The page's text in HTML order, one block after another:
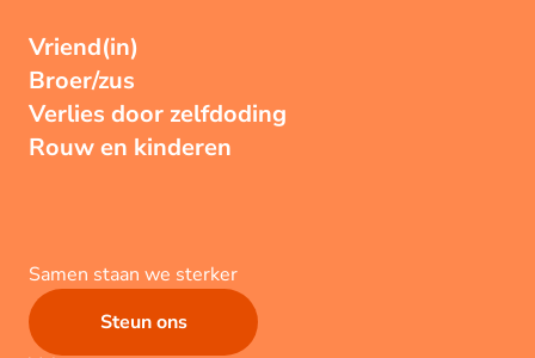
Vriend(in)
Broer/zus
Verlies door zelfdoding
Rouw en kinderen
Samen staan we sterker
Steun ons